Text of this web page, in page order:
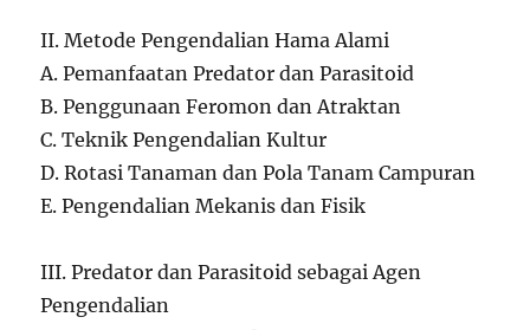
II. Metode Pengendalian Hama Alami
A. Pemanfaatan Predator dan Parasitoid
B. Penggunaan Feromon dan Atraktan
C. Teknik Pengendalian Kultur
D. Rotasi Tanaman dan Pola Tanam Campuran
E. Pengendalian Mekanis dan Fisik
III. Predator dan Parasitoid sebagai Agen
Pengendalian